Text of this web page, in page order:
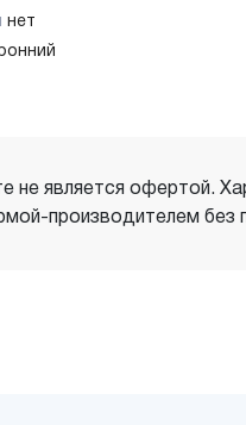
нет
не является офертой.
производителем без